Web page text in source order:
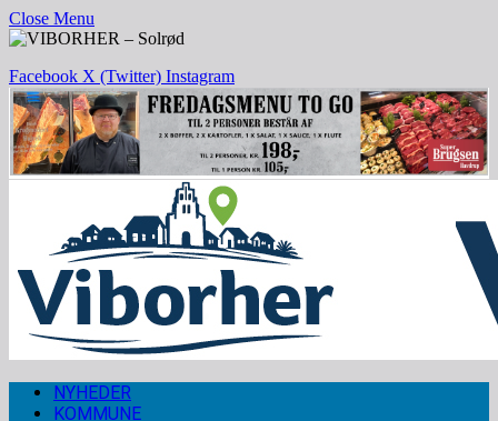
Close Menu
Facebook X (Twitter) Instagram
NYHEDER
KOMMUNE